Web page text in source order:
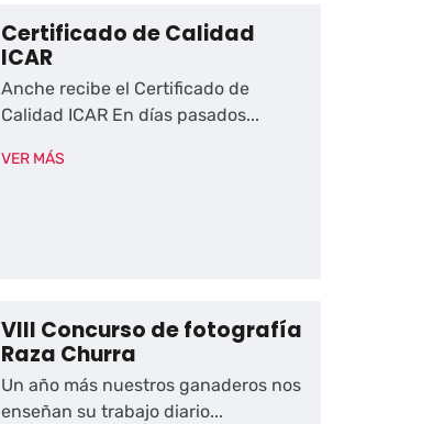
Certificado de Calidad
ICAR
Anche recibe el Certificado de
Calidad ICAR En días pasados...
VER MÁS
VIII Concurso de fotografía
Raza Churra
Un año más nuestros ganaderos nos
enseñan su trabajo diario...